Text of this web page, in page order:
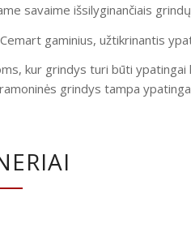
savaime išsilyginančiais
gaminius, užtikrinantis
kur grindys turi būti
grindys tampa